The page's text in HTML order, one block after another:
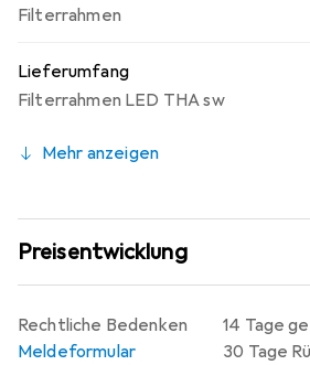
Filterrahmen
Lieferumfang
Filterrahmen LED THA sw
Mehr anzeigen
Preisentwicklung
14 Tage
30 Tage
Rechtliche Bedenken
Meldeformular